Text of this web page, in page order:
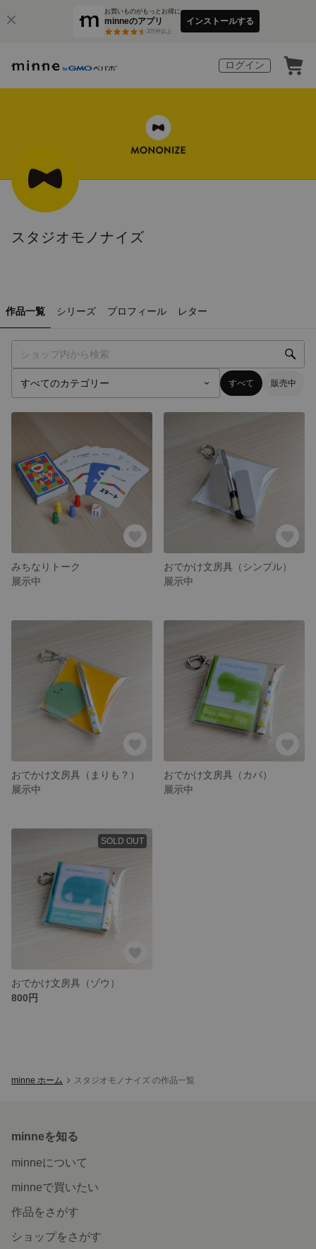
お買いものがもっとお得に
minneのアプリ
3万件以上
インストールする
ログイン
スタジオモノナイズ
作品一覧 シリーズ プロフィール レター
すべて 販売中
みちなりトーク
展示中
おでかけ文房具（シンプル）
展示中
おでかけ文房具（まりも？）
展示中
おでかけ文房具（カバ）
展示中
SOLD OUT
おでかけ文房具（ゾウ）
800円
minne ホーム スタジオモノナイズ の作品一覧
minneを知る
minneについて
minneで買いたい
作品をさがす
ショップをさがす